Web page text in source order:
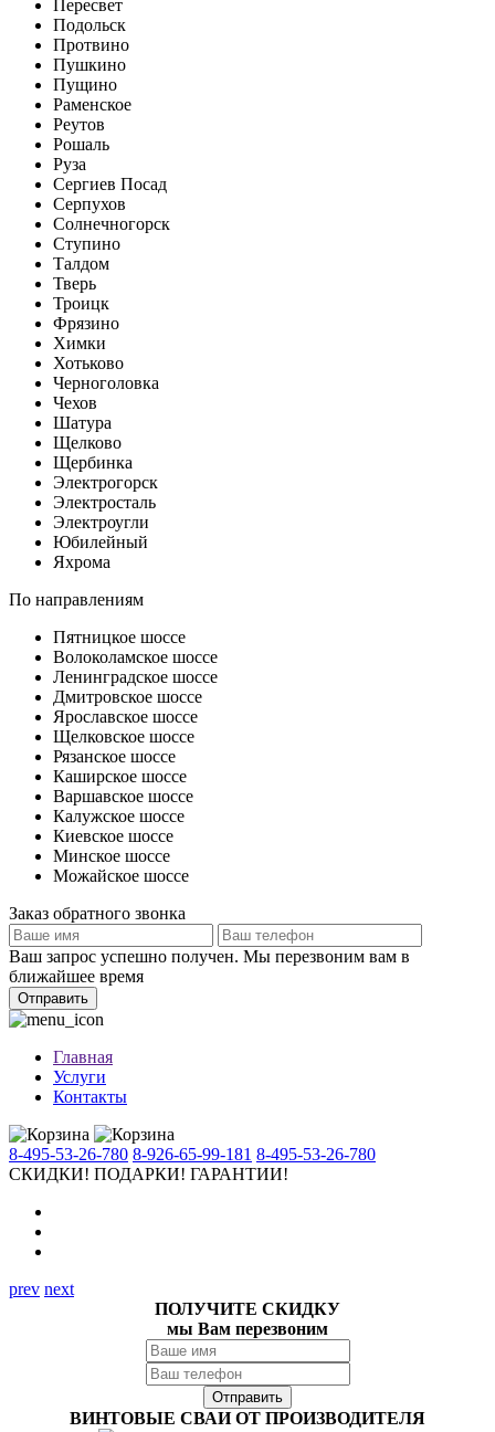
Пересвет
Подольск
Протвино
Пушкино
Пущино
Раменское
Реутов
Рошаль
Руза
Сергиев Посад
Серпухов
Солнечногорск
Ступино
Талдом
Тверь
Троицк
Фрязино
Химки
Хотьково
Черноголовка
Чехов
Шатура
Щелково
Щербинка
Электрогорск
Электросталь
Электроугли
Юбилейный
Яхрома
По направлениям
Пятницкое шоссе
Волоколамское шоссе
Ленинградское шоссе
Дмитровское шоссе
Ярославское шоссе
Щелковское шоссе
Рязанское шоссе
Каширское шоссе
Варшавское шоссе
Калужское шоссе
Киевское шоссе
Минское шоссе
Можайское шоссе
Заказ обратного звонка
Ваш запрос успешно получен. Мы перезвоним вам в
ближайшее время
Отправить
Главная
Услуги
Контакты
8-495-53-26-780 8-926-65-99-181 8-495-53-26-780
СКИДКИ! ПОДАРКИ! ГАРАНТИИ!
prev next
ПОЛУЧИТЕ СКИДКУ
мы Вам перезвоним
ВИНТОВЫЕ СВАИ ОТ ПРОИЗВОДИТЕЛЯ